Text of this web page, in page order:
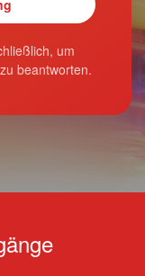
um
beantworten.